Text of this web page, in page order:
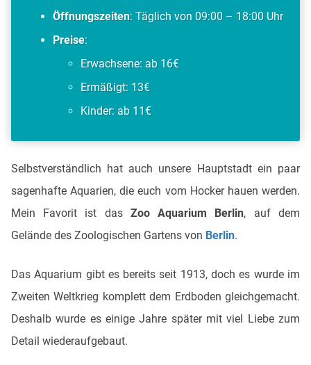
Öffnungszeiten: Täglich von 09:00 – 18:00 Uhr
Preise:
Erwachsene: ab 16€
Ermäßigt: 13€
Kinder: ab 11€
Selbstverständlich hat auch unsere Hauptstadt ein paar
sagenhafte Aquarien, die euch vom Hocker hauen werden.
Mein Favorit ist das Zoo Aquarium Berlin, auf dem
Gelände des Zoologischen Gartens von Berlin.
Das Aquarium gibt es bereits seit 1913, doch es wurde im
Zweiten Weltkrieg komplett dem Erdboden gleichgemacht.
Deshalb wurde es einige Jahre später mit viel Liebe zum
Detail wiederaufgebaut.